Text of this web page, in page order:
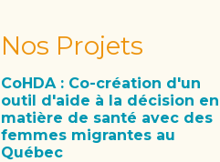
Nos Projets
CoHDA : Co-création d'un
outil d'aide à la décision en
matière de santé avec des
femmes migrantes au
Québec